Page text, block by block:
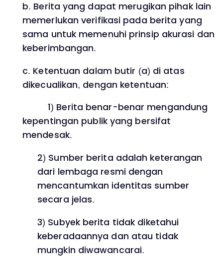
b. Berita yang dapat merugikan pihak lain
memerlukan verifikasi pada berita yang
sama untuk memenuhi prinsip akurasi dan
keberimbangan.
c. Ketentuan dalam butir (a) di atas
dikecualikan, dengan ketentuan:
1) Berita benar-benar mengandung
kepentingan publik yang bersifat
mendesak.
2) Sumber berita adalah keterangan
dari lembaga resmi dengan
mencantumkan identitas sumber
secara jelas.
3) Subyek berita tidak diketahui
keberadaannya dan atau tidak
mungkin diwawancarai.